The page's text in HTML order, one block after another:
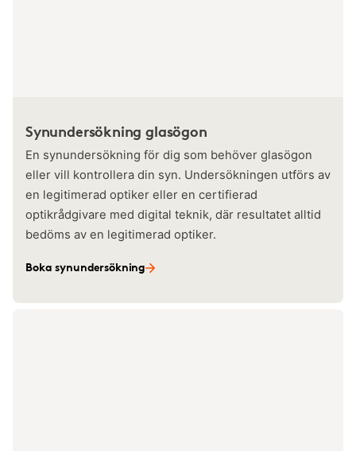
Synundersökning glasögon
En synundersökning för dig som behöver glasögon
eller vill kontrollera din syn. Undersökningen utförs av
en legitimerad optiker eller en certifierad
optikrådgivare med digital teknik, där resultatet alltid
bedöms av en legitimerad optiker.
Boka synundersökning